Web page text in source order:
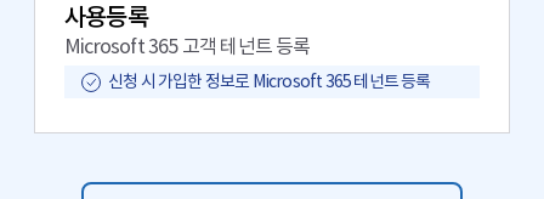
사용등록
Microsoft 365 고객 테넌트 등록
신청 시 가입한 정보로 Microsoft 365 테넌트 등록